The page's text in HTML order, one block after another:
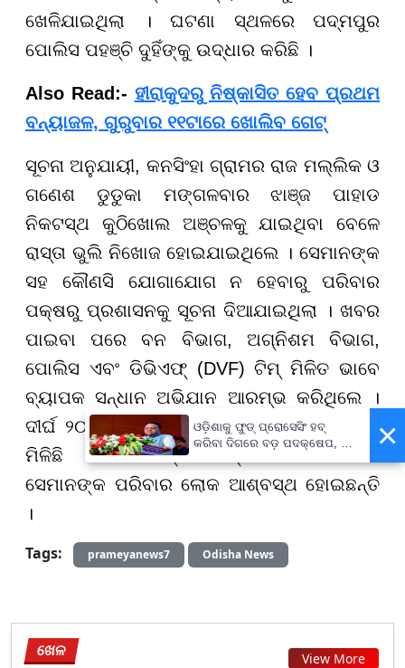
ଖେଳିଯାଇଥିଲା । ଘଟଣା ସ୍ଥଳରେ ପଦ୍ମପୁର
ପୋଲିସ ପହଞ୍ଚି ଦୁହିଁଙ୍କୁ ଉଦ୍ଧାର କରିଛି ।
Also Read:- ହୀରାକୁଦରୁ ନିଷ୍କାସିତ ହେବ ପ୍ରଥମ
ବନ୍ୟାଜଳ, ଗୁରୁବାର ୧୧ଟାରେ ଖୋଲିବ ଗେଟ୍
ସୂଚନା ଅନୁଯାୟୀ, କନସିଂହା ଗ୍ରାମର ରାଜ ମଲ୍ଲିକ ଓ
ଗଣେଶ ଡୁଡୁକା ମଙ୍ଗଳବାର ଝାଞ୍ଜ ପାହାଡ
ନିକଟସ୍ଥ କୁଠିଖୋଲ ଅଞ୍ଚଳକୁ ଯାଇଥିବା ବେଳେ
ରାସ୍ତା ଭୁଲି ନିଖୋଜ ହୋଇଯାଇଥିଲେ । ସେମାନଙ୍କ
ସହ କୌଣସି ଯୋଗାଯୋଗ ନ ହେବାରୁ ପରିବାର
ପକ୍ଷରୁ ପ୍ରଶାସନକୁ ସୂଚନା ଦିଆଯାଇଥିଲା । ଖବର
ପାଇବା ପରେ ବନ ବିଭାଗ, ଅଗ୍ନିଶମ ବିଭାଗ,
ପୋଲିସ ଏବଂ ଡିଭିଏଫ୍ (DVF) ଟିମ୍ ମିଳିତ ଭାବେ
ବ୍ୟାପକ ସନ୍ଧାନ ଅଭିଯାନ ଆରମ୍ଭ କରିଥିଲେ ।
ଦୀର୍ଘ ୨୦ ଘଣ୍ଟା ପରେ ଉଭୟ ଯୁବକଙ୍କ ସନ୍ଧାନ
ମିଳିଛି । ସେମାନଙ୍କ ପତ୍ତା ପାଇବା ପରେ
ସେମାନଙ୍କ ପରିବାର ଲୋକ ଆଶ୍ବସ୍ଥ ହୋଇଛନ୍ତି
।
Tags:
prameyanews7 Odisha News
ଖେଳ View More
×
ଓଡ଼ିଶାକୁ ଫୁଡ୍ ପ୍ରୋସେସିଂ ହବ୍
କରିବା ଦିଗରେ ବଡ଼ ପଦକ୍ଷେପ, ୪୨